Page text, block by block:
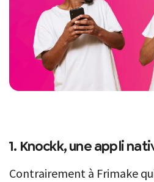
1. Knockk, une appli
Contrairement à Frimake